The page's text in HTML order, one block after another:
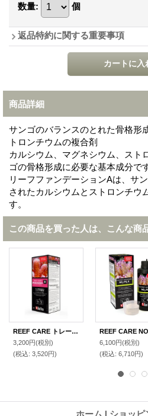
数量: 個
返品特約に関する重要事項
商品詳細
サンゴのバランスのとれた骨格形
トロンチウムの複合剤
カルシウム、マグネシウム、スト
ゴの骨格形成に必要な基本成分です
リーフファンデーションAは、サ
されたカルシウムとストロンチウ
す。
この商品を買った人は、こんな商
REEF CARE トレースカラーB 500ml
3,200円(税別)
(税込: 3,520円)
6,100円(税別)
(税込: 6,710円)
ホーム | ショッピ